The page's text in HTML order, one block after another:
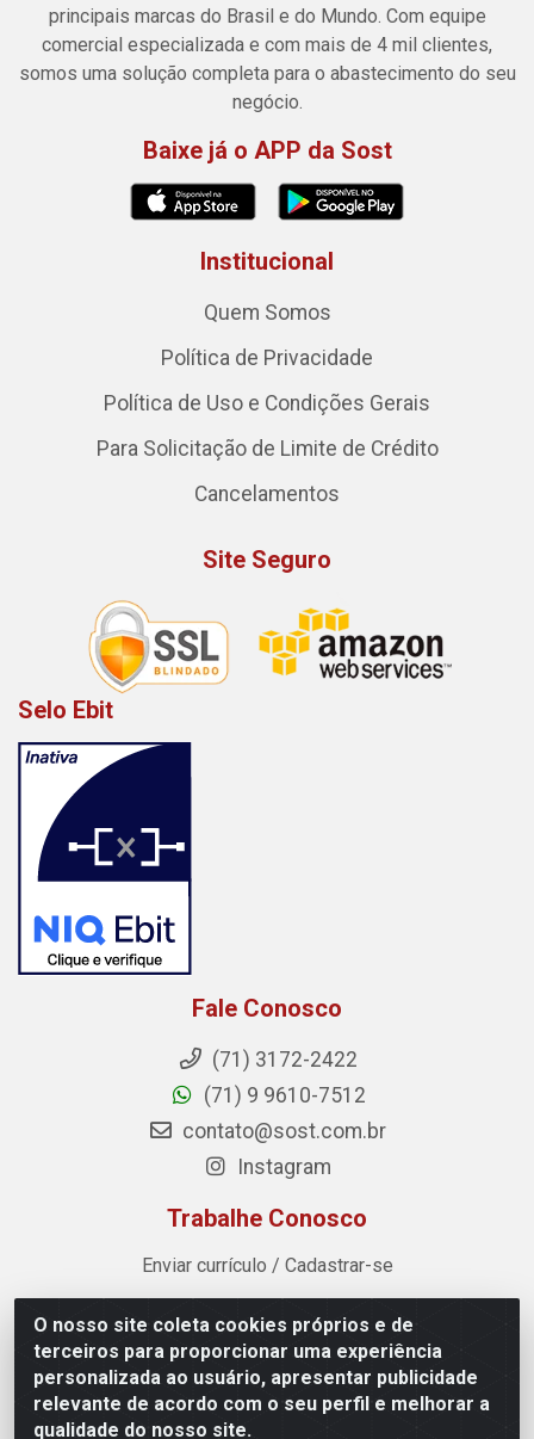
O nosso site coleta cookies próprios e de
terceiros para proporcionar uma experiência
personalizada ao usuário, apresentar publicidade
relevante de acordo com o seu perfil e melhorar a
qualidade do nosso site.
principais marcas do Brasil e do Mundo. Com equipe
comercial especializada e com mais de 4 mil clientes,
somos uma solução completa para o abastecimento do seu
negócio.
Baixe já o APP da Sost
Institucional
Quem Somos
Política de Privacidade
Política de Uso e Condições Gerais
Para Solicitação de Limite de Crédito
Cancelamentos
Site Seguro
Selo Ebit
Fale Conosco
(71) 3172-2422
(71) 9 9610-7512
contato@sost.com.br
Instagram
Trabalhe Conosco
Enviar currículo / Cadastrar-se
Sost Distribuidora - Rua Cândido Rissut, 254 - Recreio
Ipitanga, Lauro de Freitas/BA - CEP 42.700-590 - CNPJ
07.041.307/0001-80